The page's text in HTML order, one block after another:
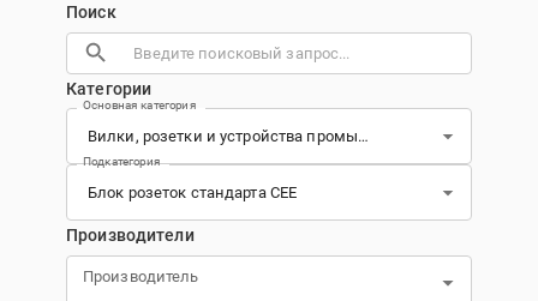
Поиск
Категории
Основная категория
Подкатегория
Производители
Производитель